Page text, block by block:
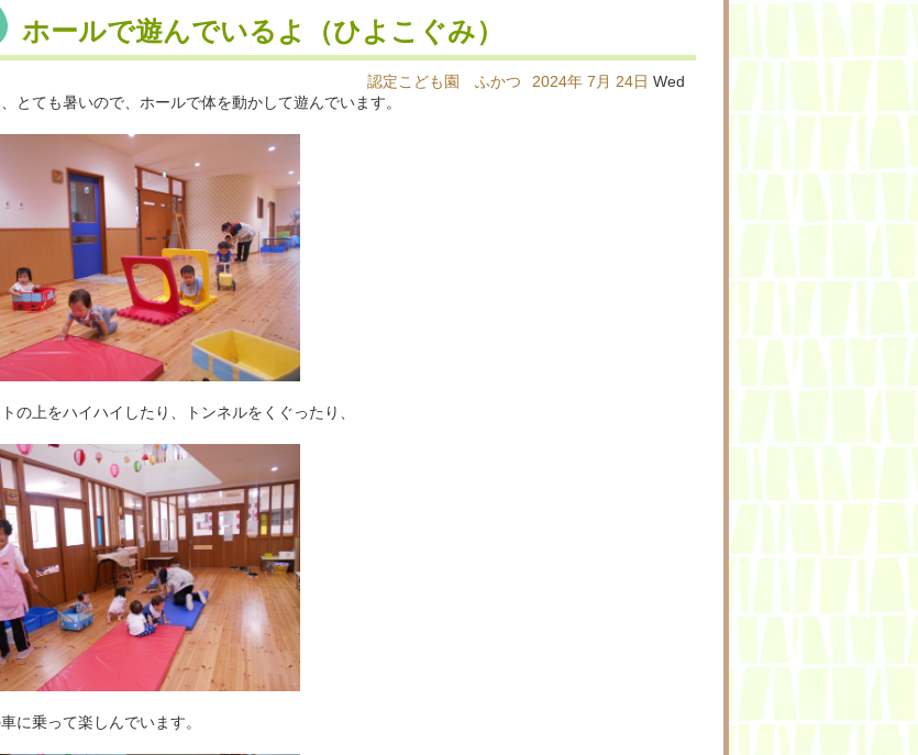
ホールで遊んでいるよ（ひよこぐみ）
2024年 7月 24日 Wed
認定こども園 ふかつ
とても暑いので、ホールで体を動かして遊んでいます。
の上をハイハイしたり、トンネルをくぐったり、
に乗って楽しんでいます。